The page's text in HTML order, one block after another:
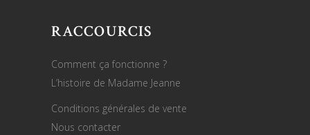
RACCOURCIS
Comment ça fonctionne ?
L’histoire de Madame Jeanne
Conditions générales de vente
Nous contacter